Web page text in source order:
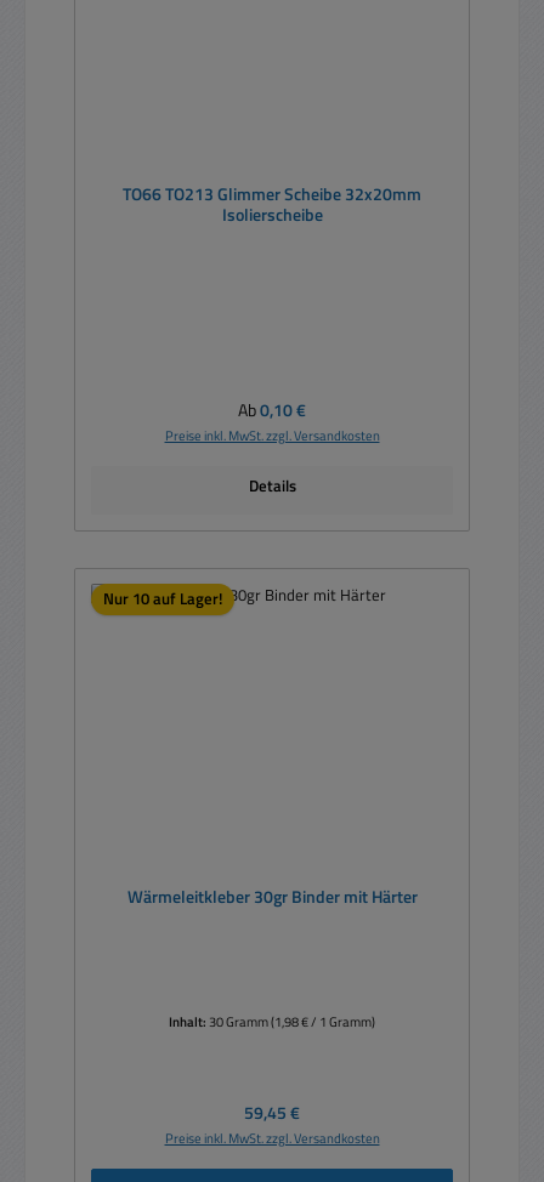
TO66 TO213 Glimmer Scheibe 32x20mm
Isolierscheibe
Regulärer Preis:
Ab0,10 €
Preise inkl. MwSt. zzgl. Versandkosten
Details
Nur 10 auf Lager!
Wärmeleitkleber 30gr Binder mit Härter
Inhalt:30 Gramm(1,98 € / 1 Gramm)
Regulärer Preis:
59,45 €
Preise inkl. MwSt. zzgl. Versandkosten